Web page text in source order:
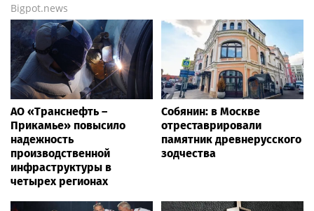
Bigpot.news
АО «Транснефть –
Прикамье» повысило
надежность
производственной
инфраструктуры в
четырех регионах
Собянин: в Москве
отреставрировали
памятник древнерусского
зодчества